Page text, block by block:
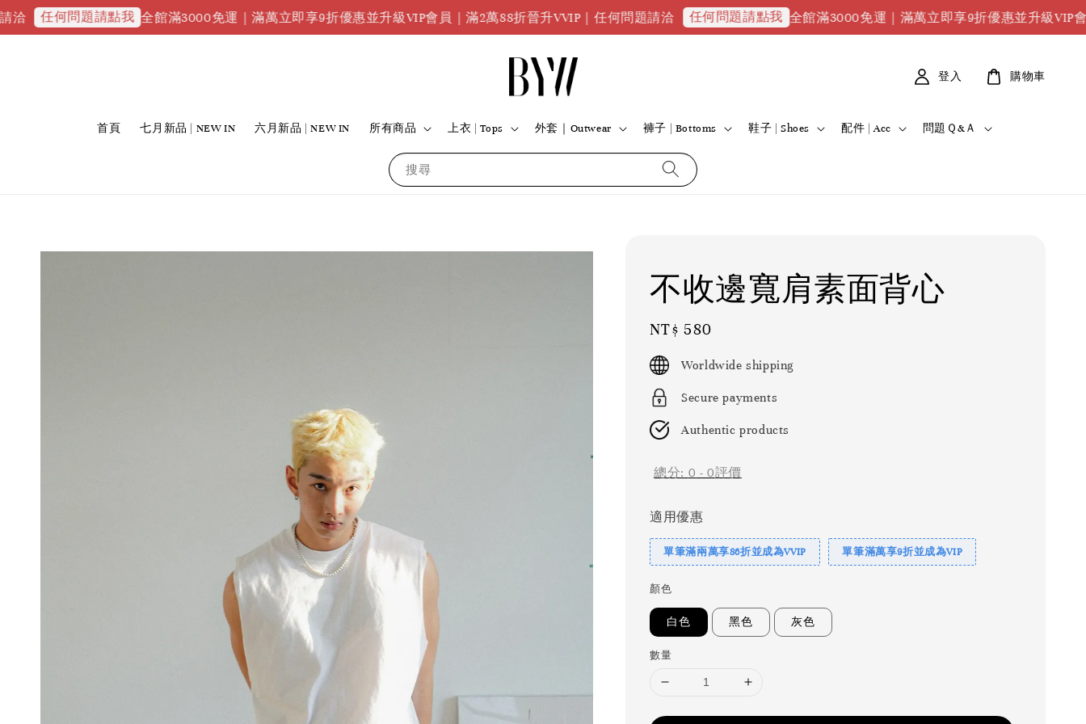
題請點我 全館滿3000免運｜滿萬立即享9折優惠並升級VIP會員｜滿2萬88折晉升VVIP｜任何問題請洽 任何問題請點我 全館滿3000免運｜滿萬立即享9折優惠並升級VIP會員｜滿2萬
搜尋
首頁 七月新品 | NEW IN 六月新品 | NEW IN 所有商品 上衣 | Tops 外套｜Outwear 褲子 | Bottoms 鞋子 | Shoes 配件 | Acc 問題Ｑ&Ａ
登入 購物車
不收邊寬肩素面背心
Regular
price
NT$ 580
Worldwide shipping
Secure payments
Authentic products
總分: 0 -0評價
適用優惠
單筆滿兩萬享86折並成為VVIP 單筆滿萬享9折並成為VIP
顏色
白色 黑色 灰色
數量